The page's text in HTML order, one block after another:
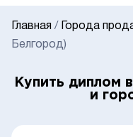
Главная / Города
Белгород)
Купить диплом
и